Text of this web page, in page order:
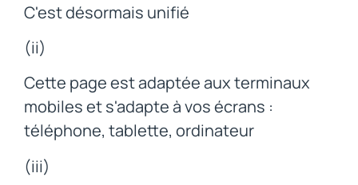
C'est désormais unifié
(ii)
Cette page est adaptée aux terminaux
mobiles et s'adapte à vos écrans :
téléphone, tablette, ordinateur
(iii)